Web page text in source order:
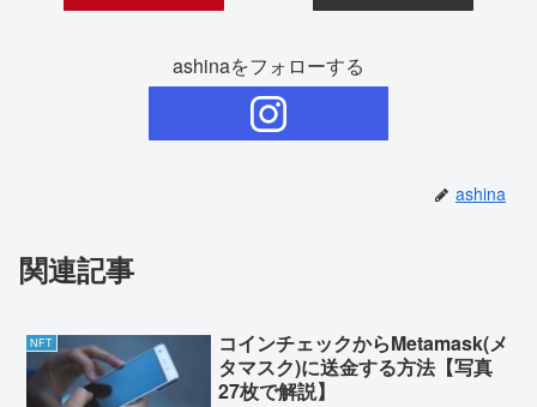
ashinaをフォローする
ashina
関連記事
NFT
コインチェックからMetamask(メ
タマスク)に送金する方法【写真
27枚で解説】